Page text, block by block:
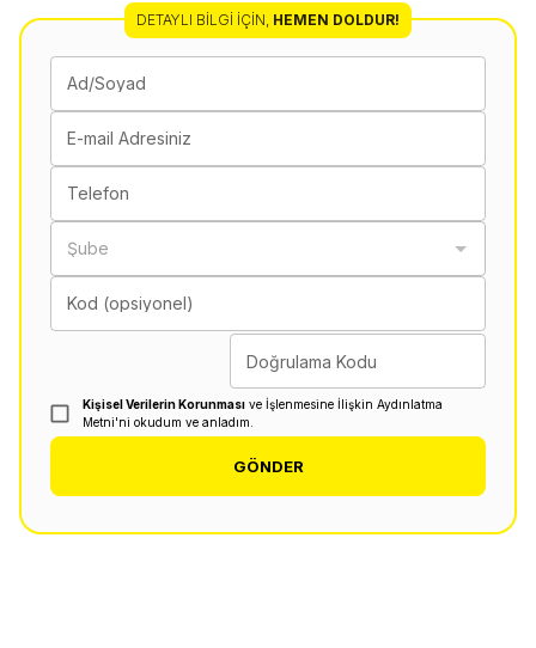
DETAYLI BILGI İÇIN, HEMEN DOLDUR!
Ad/Soyad
E-mail Adresiniz
Telefon
Şube
Kod (opsiyonel)
Doğrulama Kodu
Kişisel Verilerin Korunması ve İşlenmesine İlişkin Aydınlatma
Metni'ni okudum ve anladım.
GÖNDER